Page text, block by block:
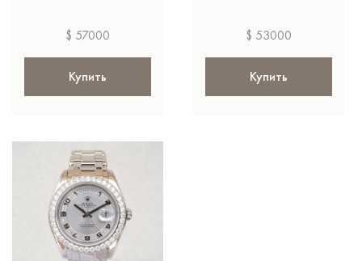
$ 57000
Купить
$ 53000
Купить